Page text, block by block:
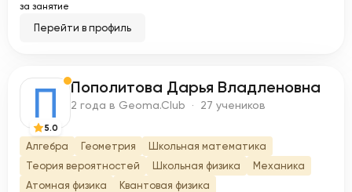
за занятие
Перейти в профиль
П
5.0
Пополитова Дарья Владленовна
2 года в Geoma.Club · 27 учеников
Алгебра Геометрия
Школьная математика
Теория вероятностей
Школьная физика
Механика
Атомная физика
Квантовая физика